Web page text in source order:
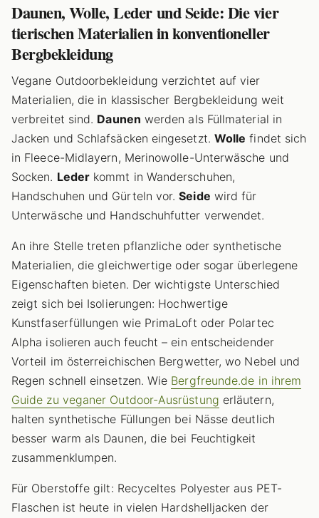
Daunen, Wolle, Leder und Seide: Die vier
tierischen Materialien in konventioneller
Bergbekleidung
Vegane Outdoorbekleidung verzichtet auf vier
Materialien, die in klassischer Bergbekleidung weit
verbreitet sind. Daunen werden als Füllmaterial in
Jacken und Schlafsäcken eingesetzt. Wolle findet sich
in Fleece-Midlayern, Merinowolle-Unterwäsche und
Socken. Leder kommt in Wanderschuhen,
Handschuhen und Gürteln vor.Seide wird für
Unterwäsche und Handschuhfutter verwendet.
An ihre Stelle treten pflanzliche oder synthetische
Materialien, die gleichwertige oder sogar überlegene
Eigenschaften bieten. Der wichtigste Unterschied
zeigt sich bei Isolierungen: Hochwertige
Kunstfaserfüllungen wie PrimaLoft oder Polartec
Alpha isolieren auch feucht – ein entscheidender
Vorteil im österreichischen Bergwetter, wo Nebel und
Regen schnell einsetzen. Wie Bergfreunde.de in ihrem
Guide zu veganer Outdoor-Ausrüstung erläutern,
halten synthetische Füllungen bei Nässe deutlich
besser warm als Daunen, die bei Feuchtigkeit
zusammenklumpen.
Für Oberstoffe gilt: Recyceltes Polyester aus PET-
Flaschen ist heute in vielen Hardshelljacken der